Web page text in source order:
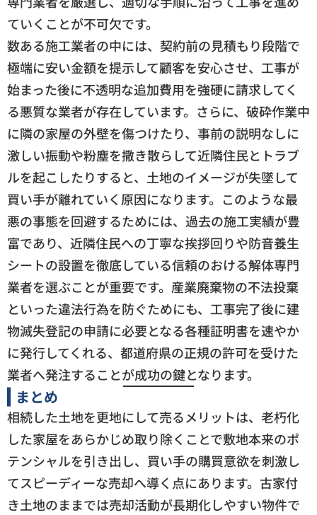
ていくことが不可欠です。
数ある施工業者の中には、契約前の見積もり段階で
極端に安い金額を提示して顧客を安心させ、工事が
始まった後に不透明な追加費用を強硬に請求してく
る悪質な業者が存在しています。さらに、破砕作業中
に隣の家屋の外壁を傷つけたり、事前の説明なしに
激しい振動や粉塵を撒き散らして近隣住民とトラブ
ルを起こしたりすると、土地のイメージが失墜して
買い手が離れていく原因になります。このような最
悪の事態を回避するためには、過去の施工実績が豊
富であり、近隣住民への丁寧な挨拶回りや防音養生
シートの設置を徹底している信頼のおける解体専門
業者を選ぶことが重要です。産業廃棄物の不法投棄
といった違法行為を防ぐためにも、工事完了後に建
物滅失登記の申請に必要となる各種証明書を速やか
に発行してくれる、都道府県の正規の許可を受けた
業者へ発注することが成功の鍵となります。
まとめ
相続した土地を更地にして売るメリットは、老朽化
した家屋をあらかじめ取り除くことで敷地本来のポ
テンシャルを引き出し、買い手の購買意欲を刺激し
てスピーディーな売却へ導く点にあります。古家付
き土地のままでは売却活動が長期化しやすい物件で